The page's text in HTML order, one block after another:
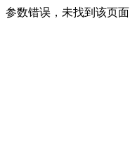
参数错误，未找到该页面